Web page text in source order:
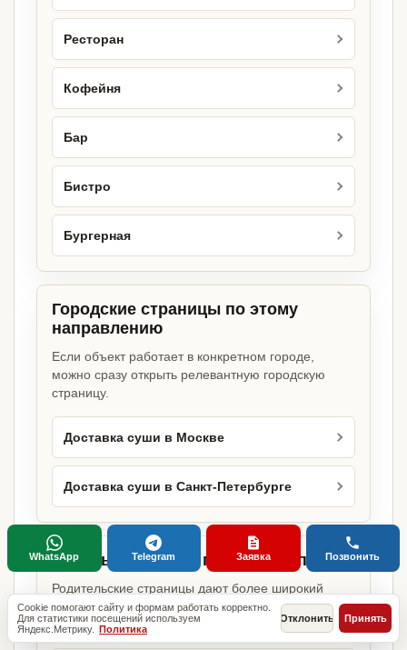
Ресторан
Кофейня
Бар
Бистро
Бургерная
Городские страницы по этому
направлению
Если объект работает в конкретном городе,
можно сразу открыть релевантную городскую
страницу.
Доставка суши в Москве
Доставка суши в Санкт-Петербурге
Базовые разделы по этому запросу
Родительские страницы дают более широкий
обзор услуги, объекта или региона без лишних
переходов.
Cookie помогают сайту и формам работать корректно.
Для статистики посещений используем
Яндекс.Метрику. Политика
Отклонить Принять
WhatsApp Telegram Заявка Позвонить